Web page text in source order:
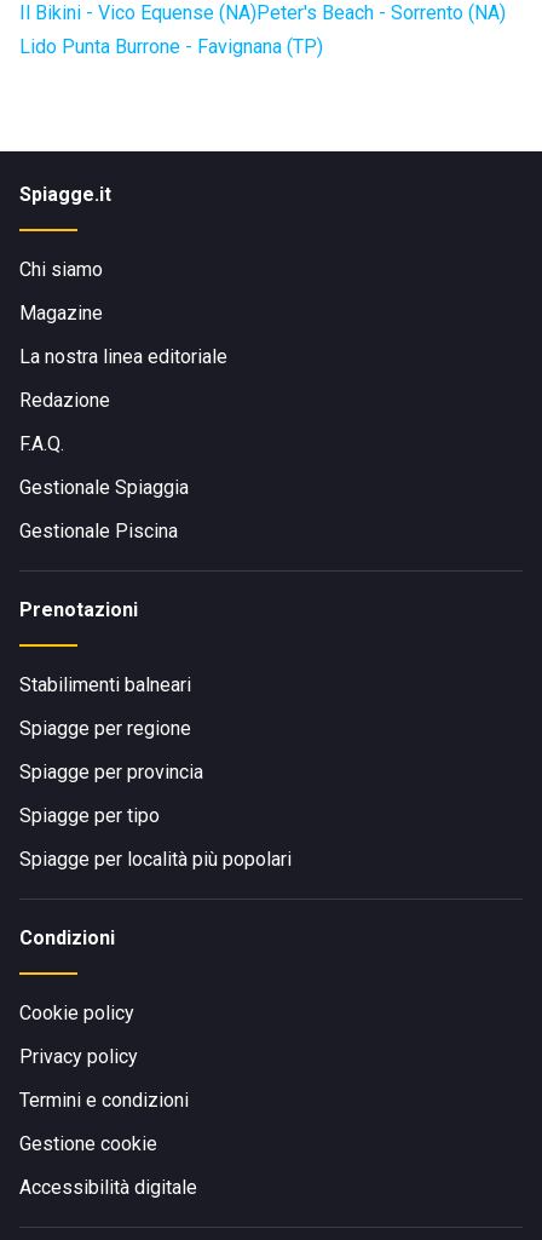
Il Bikini - Vico Equense (NA)Peter's Beach - Sorrento (NA)
Lido Punta Burrone - Favignana (TP)
Spiagge.it
Chi siamo
Magazine
La nostra linea editoriale
Redazione
F.A.Q.
Gestionale Spiaggia
Gestionale Piscina
Prenotazioni
Stabilimenti balneari
Spiagge per regione
Spiagge per provincia
Spiagge per tipo
Spiagge per località più popolari
Condizioni
Cookie policy
Privacy policy
Termini e condizioni
Gestione cookie
Accessibilità digitale